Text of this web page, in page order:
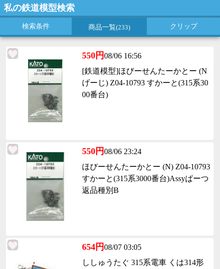
私の鉄道模型検索
検索条件 商品一覧(233) クリップ
550円08/06 16:56
[鉄道模型]ほびーせんたーかとー (N
げーじ) Z04-10793 すかーと(315系30
00番台)
550円08/06 23:24
ほびーせんたーかとー (N) Z04-10793
すかーと(315系3000番台)Assyぱーつ
返品種別B
654円08/07 03:05
ししゅうたぐ 315系電車 くは314形